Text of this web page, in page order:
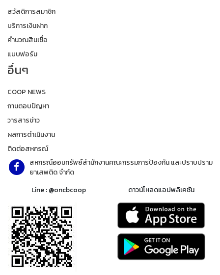
สวัสดิการสมาชิก
บริการเงินฝาก
คำนวณสินเชื่อ
แบบฟอร์ม
อื่นๆ
COOP NEWS
ถามตอบปัญหา
วารสารข่าว
ผลการดำเนินงาน
ติดต่อสหกรณ์
สหกรณ์ออมทรัพย์สำนักงานคณะกรรมการป้องกัน และปราบปราม
ยาเสพติด จำกัด
Line : @oncbcoop
ดาวน์โหลดแอปพลิเคชัน